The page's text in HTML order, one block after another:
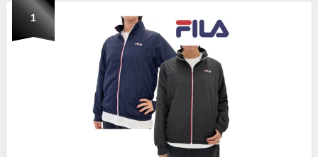
1